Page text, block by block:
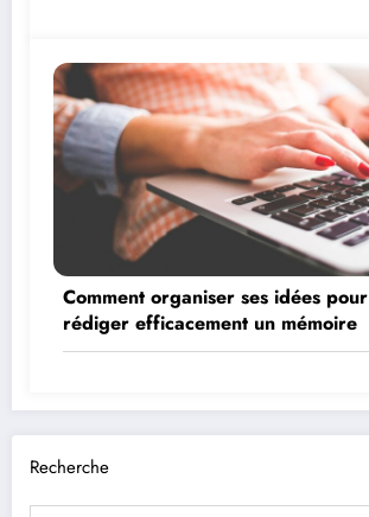
Comment organiser ses idées pour
rédiger efficacement un mémoire
Recherche